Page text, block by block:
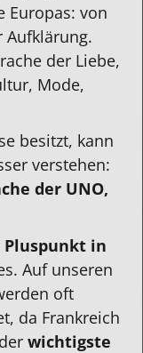
Europas: von
Aufklärung.
der Liebe,
Mode,
besitzt, kann
verstehen:
der UNO,
Pluspunkt in
Auf unseren
oft
da Frankreich
wichtigste